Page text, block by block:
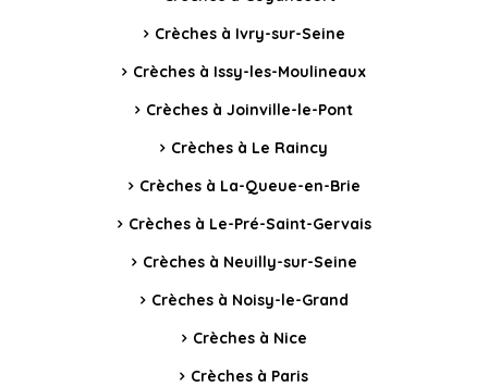
Crèches à Ivry-sur-Seine
Crèches à Issy-les-Moulineaux
Crèches à Joinville-le-Pont
Crèches à Le Raincy
Crèches à La-Queue-en-Brie
Crèches à Le-Pré-Saint-Gervais
Crèches à Neuilly-sur-Seine
Crèches à Noisy-le-Grand
Crèches à Nice
Crèches à Paris